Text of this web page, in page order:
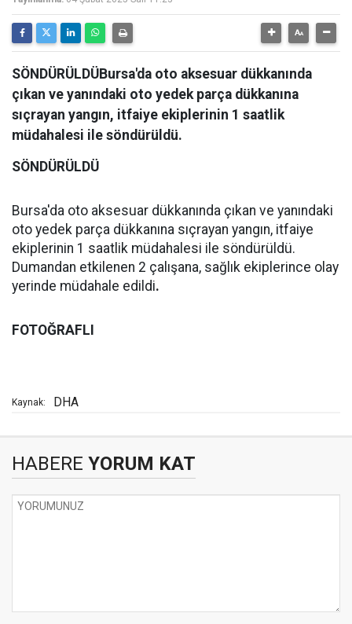
SÖNDÜRÜLDÜBursa'da oto aksesuar dükkanında
çıkan ve yanındaki oto yedek parça dükkanına
sıçrayan yangın, itfaiye ekiplerinin 1 saatlik
müdahalesi ile söndürüldü.
SÖNDÜRÜLDÜ
Bursa'da oto aksesuar dükkanında çıkan ve yanındaki
oto yedek parça dükkanına sıçrayan yangın, itfaiye
ekiplerinin 1 saatlik müdahalesi ile söndürüldü.
Dumandan etkilenen 2 çalışana, sağlık ekiplerince olay
yerinde müdahale edildi.
FOTOĞRAFLI
Kaynak: DHA
HABERE YORUM KAT